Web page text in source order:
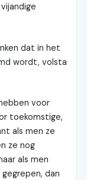
dat in het
wordt, volsta
voor
toekomstige,
als men ze
ze nog
als men
dan